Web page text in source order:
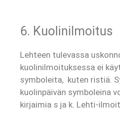
6. Kuolinilmoitus
Lehteen tulevassa
kuolinilmoituksessa ei
symboleita, kuten ristiä.
kuolinpäivän symboleina
kirjaimia s ja k. Lehti-